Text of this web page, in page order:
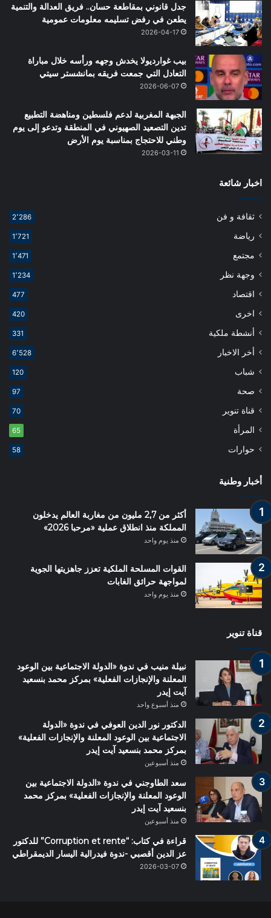
جدل قانوني بمقاطعة حسان.. فريق العدالة والتنمية
يطعن في رفض تسليمه معلومات عمومية
2026-04-17
بيب غوارديولا يخدش وجهه ورأسه خلال مباراة
التعادل التي جمعت فريقه بمانشستر سيتي
2026-06-07
الجبهة المغربية لدعم فلسطين ومناهضة التطبيع
تدين التصعيد الصهيوني في المنطقة وتدعو إلى يوم
وطني للاحتجاج بمناسبة يوم الأرض
2026-03-11
اخبار شائعة
ثقافة و فن 2٬286
رياضة 1٬721
مجتمع 1٬471
وجهة نظر 1٬234
اقتصاد 477
اخرى 420
أنشطة ملكية 331
أخر الاخبار 6٬528
شباب 120
صحة 97
قناة تنوير 70
المرأة 65
حوارات 58
أخبار وطنية
أكثر من 2,7 مليون من مغاربة العالم يدخلون
المملكة منذ انطلاق عملية «مرحبا 2026»
منذ يوم واحد
القوات المسلحة الملكية تعزز جاهزيتها الجوية
لمواجهة حرائق الغابات
منذ يوم واحد
قناة تنوير
نبيلة منيب في ندوة «الدولة الاجتماعية بين الوعود
المعلنة والإنجازات الفعلية» بمركز محمد بنسعيد
آيت إيدر
منذ أسبوع واحد
الدكتور نور الدين العوفي في ندوة «الدولة
الاجتماعية بين الوعود المعلنة والإنجازات الفعلية»
بمركز محمد بنسعيد آيت إيدر
منذ أسبوعين
سعد الطاوجني في ندوة «الدولة الاجتماعية بين
الوعود المعلنة والإنجازات الفعلية» بمركز محمد
بنسعيد آيت إيدر
منذ أسبوعين
قراءة في كتاب: “Corruption et rente” للدكتور
عز الدين أقصبي -ندوة فيدرالية اليسار الديمقراطي
2026-03-07